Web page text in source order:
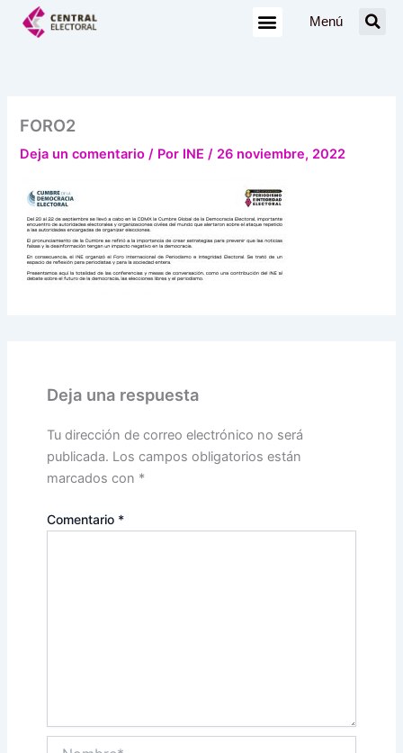
Menú
FORO2
Deja un comentario / Por INE/ 26 noviembre, 2022
Deja una respuesta
Tu dirección de correo electrónico no será
publicada. Los campos obligatorios están
marcados con *
Comentario *